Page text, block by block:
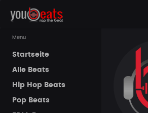
Menu
Startseite
Alle Beats
Hip Hop Beats
Pop Beats